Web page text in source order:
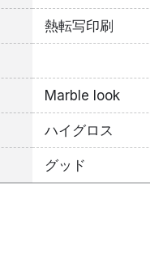
熱転写印刷
Marble look
ハイグロス
グッド